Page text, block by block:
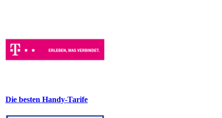
Die besten Handy-Tarife